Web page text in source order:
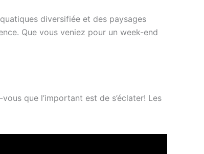
diversifiée et des paysages
Que vous veniez pour un week-end
que l’important est de s’éclater! Les